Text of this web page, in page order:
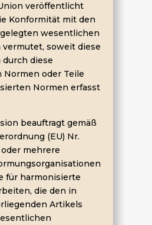
veröffentlicht
Konformität mit den
wesentlichen
soweit diese
diese
oder Teile
Normen erfasst
beauftragt gemäß
(EU) Nr.
mehrere
für harmonisierte
die den in
Artikels